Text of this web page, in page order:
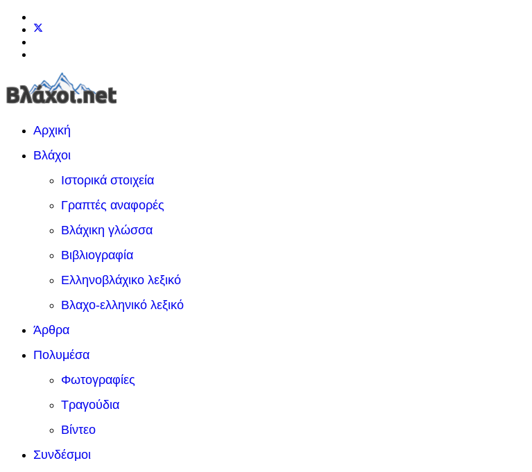
Αρχική
Βλάχοι
Ιστορικά στοιχεία
Γραπτές αναφορές
Βλάχικη γλώσσα
Βιβλιογραφία
Ελληνοβλάχικο λεξικό
Βλαχο-ελληνικό λεξικό
Άρθρα
Πολυμέσα
Φωτογραφίες
Τραγούδια
Βίντεο
Συνδέσμοι